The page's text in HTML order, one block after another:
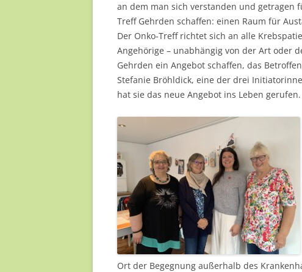
an dem man sich verstanden und getragen
Treff Gehrden schaffen: einen Raum für
Der Onko-Treff richtet sich an alle
Angehörige – unabhängig von der Art oder
Gehrden ein Angebot schaffen, das
Stefanie Bröhldick, eine der drei
hat sie das neue Angebot ins Leben gerufen.
Ort der Begegnung außerhalb des